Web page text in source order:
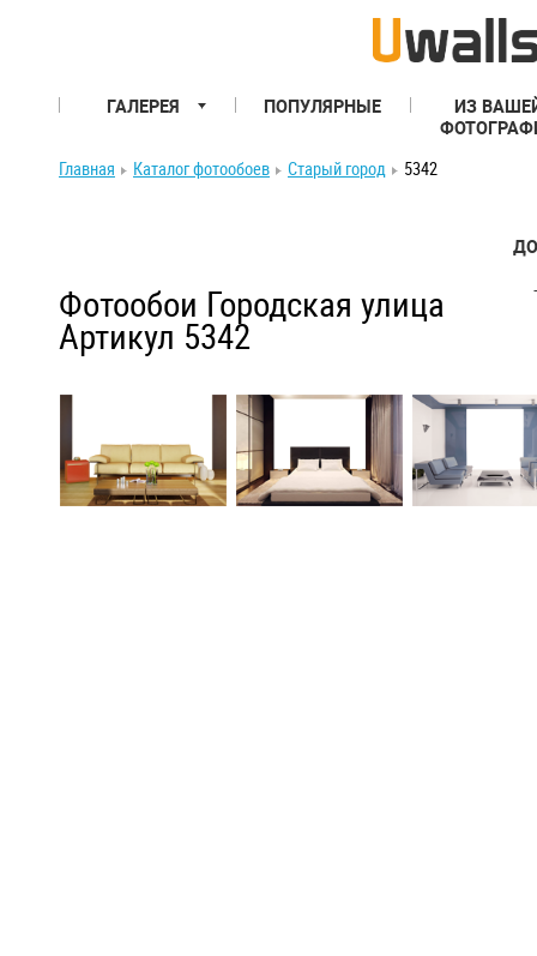
ГАЛЕРЕЯ ПОПУЛЯРНЫЕ
ИЗ
Главная
Каталог фотообоев Старый город 5342
Фотообои Городская улица
Артикул 5342